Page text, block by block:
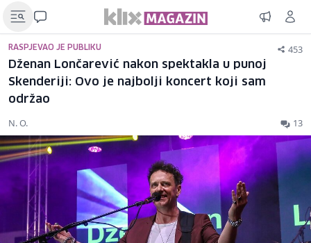
RASPJEVAO JE PUBLIKU 453
Dženan Lončarević nakon spektakla u punoj
Skenderiji: Ovo je najbolji koncert koji sam
održao
N. O. 13